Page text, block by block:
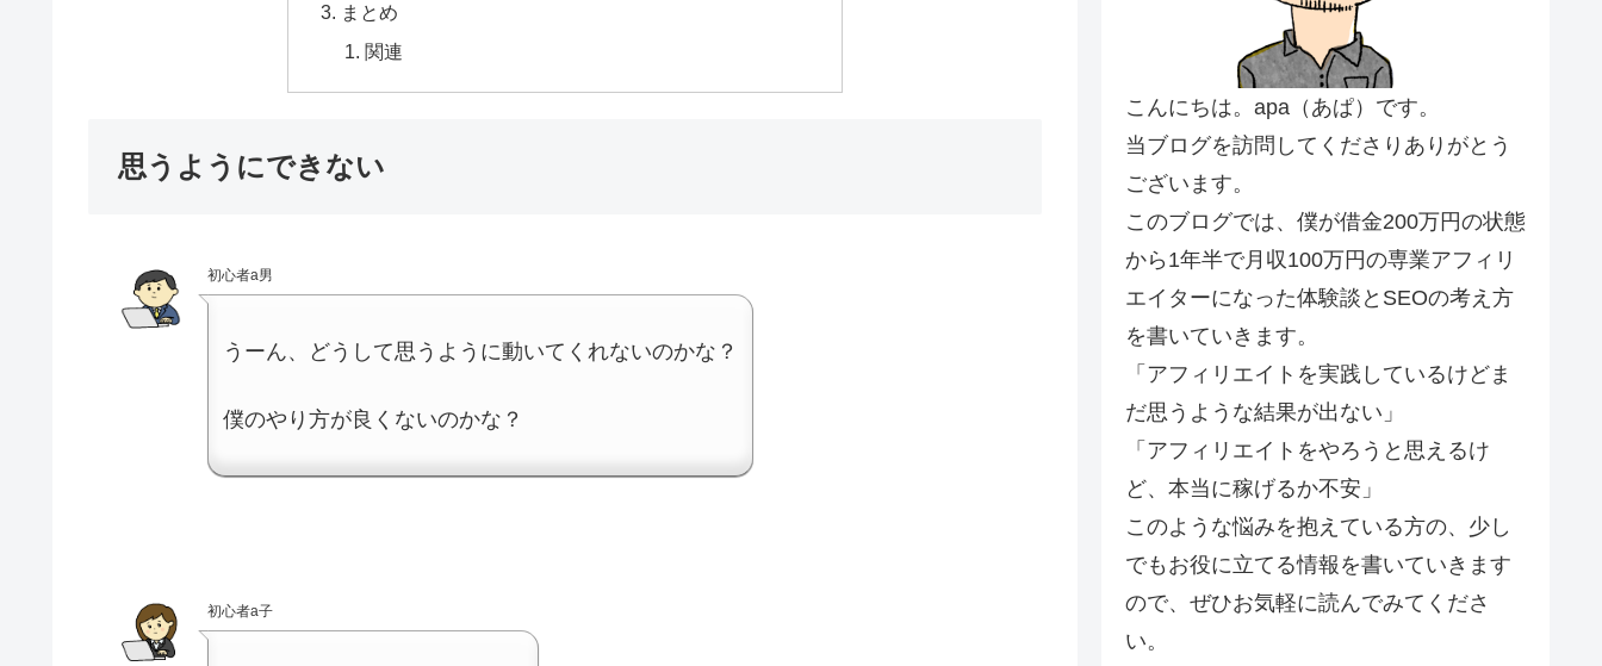
まとめ
関連
思うようにできない
初心者a男
うーん、どうして思うように動いてくれないのかな？
僕のやり方が良くないのかな？
初心者a子
こんにちは。apa（あぱ）です。
当ブログを訪問してくださりありがとう
ございます。
このブログでは、僕が借金200万円の状態
から1年半で月収100万円の専業アフィリ
エイターになった体験談とSEOの考え方
を書いていきます。
「アフィリエイトを実践しているけどま
だ思うような結果が出ない」
「アフィリエイトをやろうと思えるけ
ど、本当に稼げるか不安」
このような悩みを抱えている方の、少し
でもお役に立てる情報を書いていきます
ので、ぜひお気軽に読んでみてくださ
い。